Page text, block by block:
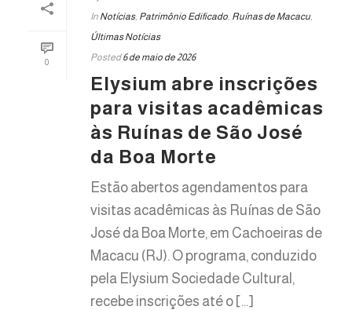
0
In Notícias, Patrimônio Edificado, Ruínas de Macacu,
Últimas Notícias
Posted 6 de maio de 2026
Elysium abre inscrições
para visitas acadêmicas
às Ruínas de São José
da Boa Morte
Estão abertos agendamentos para
visitas acadêmicas às Ruínas de São
José da Boa Morte, em Cachoeiras de
Macacu (RJ). O programa, conduzido
pela Elysium Sociedade Cultural,
recebe inscrições até o [...]